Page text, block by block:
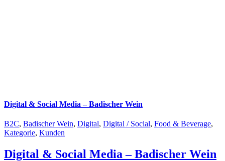
Digital & Social Media – Badischer Wein
B2C, Badischer Wein, Digital, Digital / Social, Food & Beverage,
Kategorie, Kunden
Digital & Social Media – Badischer Wein